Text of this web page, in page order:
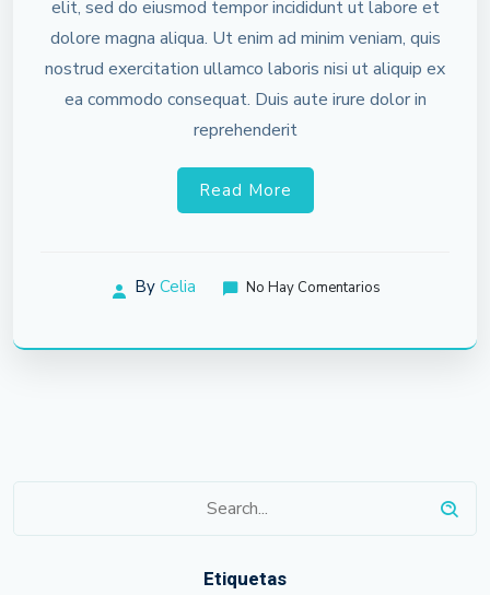
elit, sed do eiusmod tempor incididunt ut labore et
dolore magna aliqua. Ut enim ad minim veniam, quis
nostrud exercitation ullamco laboris nisi ut aliquip ex
ea commodo consequat. Duis aute irure dolor in
reprehenderit
Read More
By Celia No Hay Comentarios
Etiquetas